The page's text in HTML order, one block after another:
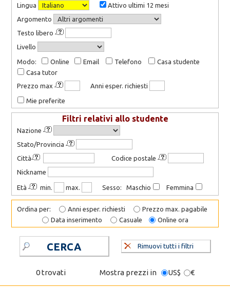
Lingua
Attivo ultimi 12 mesi
Argomento
Testo libero
Livello
Modo: Online Email Telefono
Casa studente
Casa tutor
Prezzo max
Anni esper. richiesti
Mie preferite
Filtri relativi allo studente
Nazione
Stato/Provincia
Città
Codice postale
Nickname
Età min. max. Sesso: Maschio Femmina
Ordina per: Anni esper. richiesti
Prezzo max. pagabile
Data inserimento
Casuale Online ora
CERCA Rimuovi tutti i filtri
0 trovati Mostra prezzi in US$ €